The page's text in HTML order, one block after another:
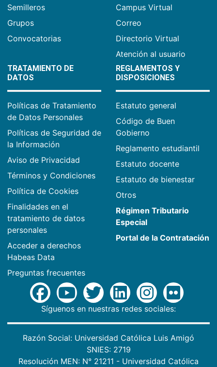
Semilleros
Grupos
Convocatorias
Campus Virtual
Correo
Directorio Virtual
Atención al usuario
TRATAMIENTO DE
DATOS
Políticas de Tratamiento
de Datos Personales
Políticas de Seguridad de
la Información
Aviso de Privacidad
Términos y Condiciones
Política de Cookies
Finalidades en el
tratamiento de datos
personales
Acceder a derechos
Habeas Data
Preguntas frecuentes
REGLAMENTOS Y
DISPOSICIONES
Estatuto general
Código de Buen
Gobierno
Reglamento estudiantil
Estatuto docente
Estatuto de bienestar
Otros
Régimen Tributario
Especial
Portal de la Contratación
Síguenos en nuestras redes sociales:
Razón Social: Universidad Católica Luis Amigó
SNIES: 2719
Resolución MEN: N° 21211 - Universidad Católica